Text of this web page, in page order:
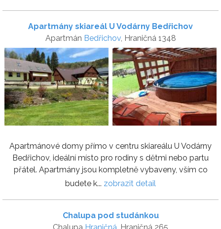
Apartmány skiareál U Vodárny Bedřichov
Apartmán Bedřichov, Hraničná 1348
Apartmánové domy přímo v centru skiareálu U Vodárny
Bedřichov, ideální místo pro rodiny s dětmi nebo partu
přátel. Apartmány jsou kompletně vybaveny, vším co
budete k... zobrazit detail
Chalupa pod studánkou